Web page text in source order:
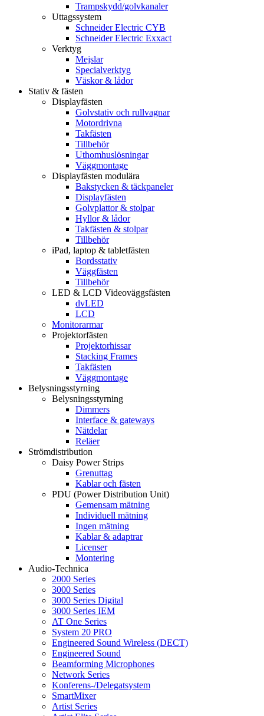
Trampskydd/golvkanaler
Uttagssystem
Schneider Electric CYB
Schneider Electric Exxact
Verktyg
Mejslar
Specialverktyg
Väskor & lådor
Stativ & fästen
Displayfästen
Golvstativ och rullvagnar
Motordrivna
Takfästen
Tillbehör
Uthomhuslösningar
Väggmontage
Displayfästen modulära
Bakstycken & täckpaneler
Displayfästen
Golvplattor & stolpar
Hyllor & lådor
Takfästen & stolpar
Tillbehör
iPad, laptop & tabletfästen
Bordsstativ
Väggfästen
Tillbehör
LED & LCD Videoväggsfästen
dvLED
LCD
Monitorarmar
Projektorfästen
Projektorhissar
Stacking Frames
Takfästen
Väggmontage
Belysningsstyrning
Belysningsstyrning
Dimmers
Interface & gateways
Nätdelar
Reläer
Strömdistribution
Daisy Power Strips
Grenuttag
Kablar och fästen
PDU (Power Distribution Unit)
Gemensam mätning
Individuell mätning
Ingen mätning
Kablar & adaptrar
Licenser
Montering
Audio-Technica
2000 Series
3000 Series
3000 Series Digital
3000 Series IEM
AT One Series
System 20 PRO
Engineered Sound Wireless (DECT)
Engineered Sound
Beamforming Microphones
Network Series
Konferens-/Delegatsystem
SmartMixer
Artist Series